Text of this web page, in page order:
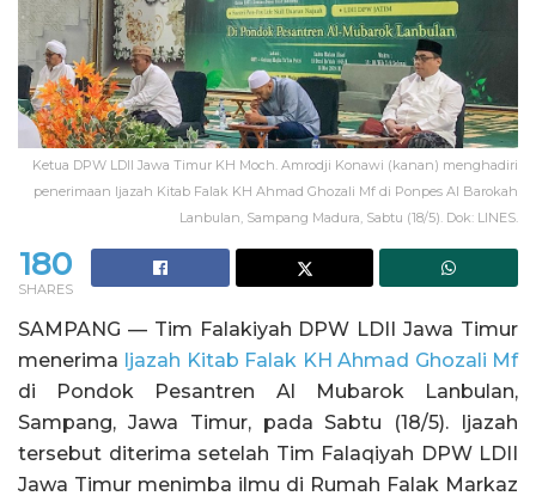
Ketua DPW LDII Jawa Timur KH Moch. Amrodji Konawi (kanan) menghadiri
penerimaan Ijazah Kitab Falak KH Ahmad Ghozali Mf di Ponpes Al Barokah
Lanbulan, Sampang Madura, Sabtu (18/5). Dok: LINES.
180
SHARES
SAMPANG — Tim Falakiyah DPW LDII Jawa Timur
menerima Ijazah Kitab Falak KH Ahmad Ghozali Mf
di Pondok Pesantren Al Mubarok Lanbulan,
Sampang, Jawa Timur, pada Sabtu (18/5). Ijazah
tersebut diterima setelah Tim Falaqiyah DPW LDII
Jawa Timur menimba ilmu di Rumah Falak Markaz